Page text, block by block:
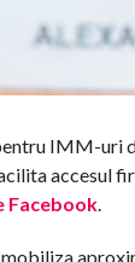
IMM-uri
accesul
Facebook.